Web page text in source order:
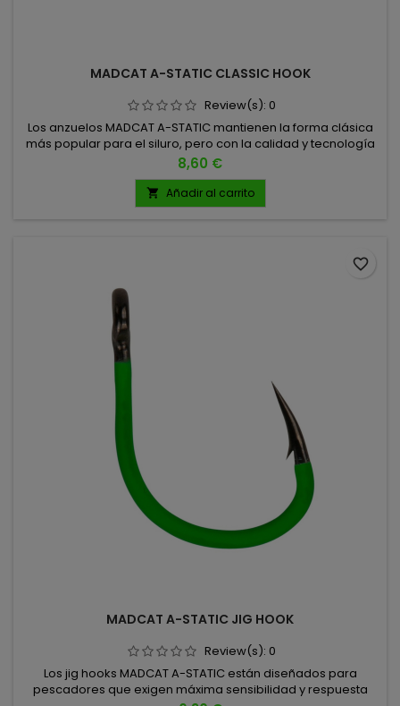
MADCAT A-STATIC CLASSIC HOOK
Review(s): 0
Los anzuelos MADCAT A-STATIC mantienen la forma clásica
más popular para el siluro, pero con la calidad y tecnología
que marca la diferencia en cada clavada. Fabricados en
acero japonés de alta calidad, ofrecen una penetración
ultra-afilada y una resistencia sobresaliente incluso frente a
los ejemplares más grandes. 4/0 - 5 UNIDADES POR PACK 6/0
Precio
8,60 €
 Añadir al carrito
MADCAT A-STATIC JIG HOOK
Review(s): 0
Los jig hooks MADCAT A-STATIC están diseñados para
pescadores que exigen máxima sensibilidad y respuesta
favorite_border